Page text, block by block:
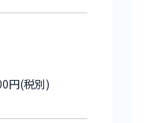
円(税別)